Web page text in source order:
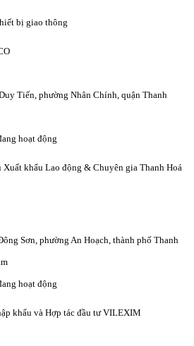
bị giao thông
Tiến, phường Nhân Chính, quận Thanh
hoạt động
khẩu Lao động & Chuyên gia Thanh Hoá
Sơn, phường An Hoạch, thành phố Thanh
hoạt động
khẩu và Hợp tác đầu tư VILEXIM